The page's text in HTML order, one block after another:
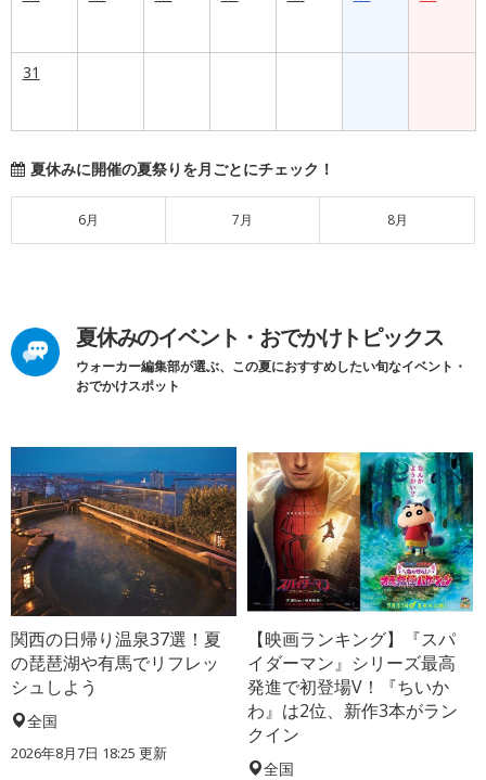
31
夏休みに開催の夏祭りを月ごとにチェック！
6月 7月 8月
夏休みのイベント・おでかけトピックス
ウォーカー編集部が選ぶ、この夏におすすめしたい旬なイベント・
おでかけスポット
関西の日帰り温泉37選！夏
の琵琶湖や有馬でリフレッ
シュしよう
全国
2026年8月7日 18:25 更新
【映画ランキング】『スパ
イダーマン』シリーズ最高
発進で初登場V！『ちいか
わ』は2位、新作3本がラン
クイン
全国